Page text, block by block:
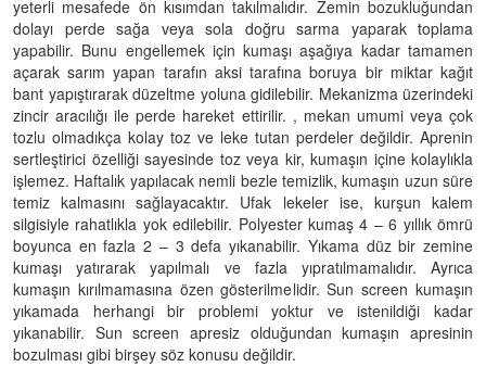
yeterli mesafede ön kısımdan takılmalıdır. Zemin bozukluğundan
dolayı perde sağa veya sola doğru sarma yaparak toplama
yapabilir. Bunu engellemek için kumaşı aşağıya kadar tamamen
açarak sarım yapan tarafın aksi tarafına boruya bir miktar kağıt
bant yapıştırarak düzeltme yoluna gidilebilir. Mekanizma üzerindeki
zincir aracılığı ile perde hareket ettirilir. , mekan umumi veya çok
tozlu olmadıkça kolay toz ve leke tutan perdeler değildir. Aprenin
sertleştirici özelliği sayesinde toz veya kir, kumaşın içine kolaylıkla
işlemez. Haftalık yapılacak nemli bezle temizlik, kumaşın uzun süre
temiz kalmasını sağlayacaktır. Ufak lekeler ise, kurşun kalem
silgisiyle rahatlıkla yok edilebilir. Polyester kumaş 4 – 6 yıllık ömrü
boyunca en fazla 2 – 3 defa yıkanabilir. Yıkama düz bir zemine
kumaşı yatırarak yapılmalı ve fazla yıpratılmamalıdır. Ayrıca
kumaşın kırılmamasına özen gösterilmelidir. Sun screen kumaşın
yıkamada herhangi bir problemi yoktur ve istenildiği kadar
yıkanabilir. Sun screen apresiz olduğundan kumaşın apresinin
bozulması gibi birşey söz konusu değildir.